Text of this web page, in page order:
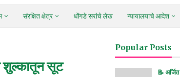
संरक्षित क्षेत्र धोंगडे सरांचे लेख न्यायालयाचे आदेश
शुल्कातून सूट
Popular Posts
📝 अर्जित